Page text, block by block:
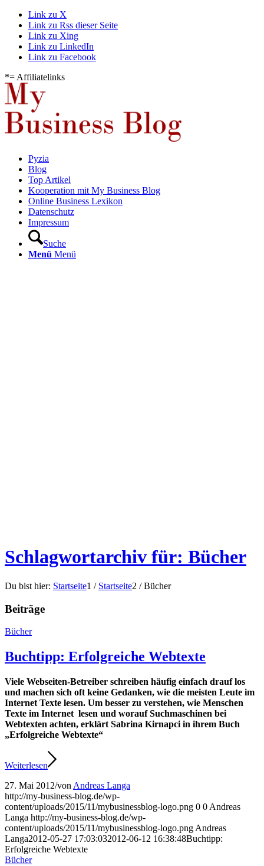
Link zu X
Link zu Rss dieser Seite
Link zu Xing
Link zu LinkedIn
Link zu Facebook
*= Affiliatelinks
Pyzia
Blog
Top Artikel
Kooperation mit My Business Blog
Online Business Lexikon
Datenschutz
Impressum
Suche
Menü Menü
Schlagwortarchiv für: Bücher
Du bist hier: Startseite1 / Startseite2 / Bücher
Beiträge
Bücher
Buchtipp: Erfolgreiche Webtexte
Viele Webseiten-Betreiber schreiben häufig einfach drauf los
und machen sich oft keine Gedanken, wie die meisten Leute im
Internet Texte lesen. Um besser zu verstehen, wie Menschen
Texte im Internet lesen und worauf Suchmaschinen bei
Webtexten achten, erklärt Sabrina Kirnapci in ihrem Buch
„Erfolgreiche Webtexte“
Weiterlesen
27. Mai 2012/von Andreas Langa
http://my-business-blog.de/wp-
content/uploads/2015/11/mybusinessblog-logo.png 0 0 Andreas
Langa http://my-business-blog.de/wp-
content/uploads/2015/11/mybusinessblog-logo.png Andreas
Langa2012-05-27 17:03:032012-06-12 16:38:48Buchtipp:
Erfolgreiche Webtexte
Bücher